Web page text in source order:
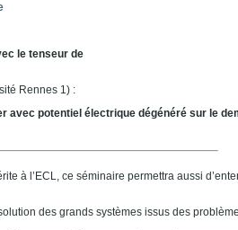
le tenseur de
Rennes 1) :
avec potentiel électrique dégénéré sur le
à l’ECL, ce séminaire permettra aussi
des grands systèmes issus des